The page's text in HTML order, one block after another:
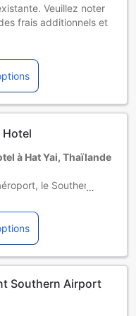
Veuillez noter
frais additionnels et
comme des
de la chambre que
plus de 5 chambres
à Hat Yai, Thaïlande
le Southern
confort et de
3 étoiles offre 64
conçues pour
d'affaires comme des
à 8 km du
facilement explorer les
d'un accès rapide à
Southern Airport